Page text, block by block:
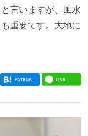
言いますが、風水
重要です。大地に